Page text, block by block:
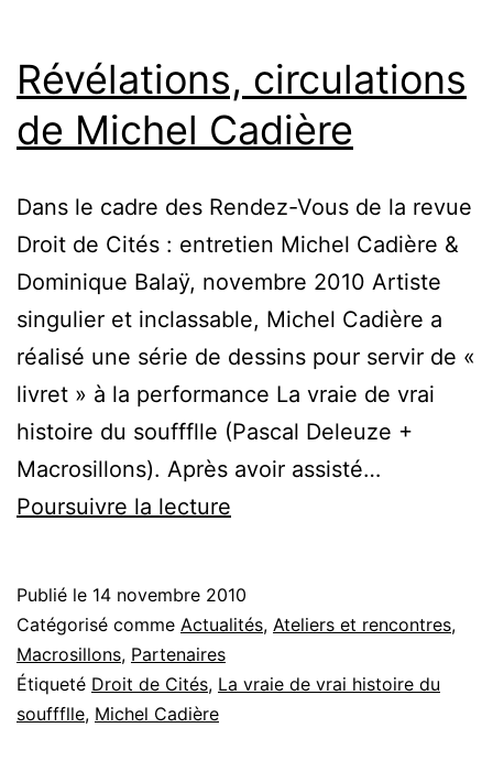
Révélations, circulations
de Michel Cadière
Dans le cadre des Rendez-Vous de la revue
Droit de Cités : entretien Michel Cadière &
Dominique Balaÿ, novembre 2010 Artiste
singulier et inclassable, Michel Cadière a
réalisé une série de dessins pour servir de «
livret » à la performance La vraie de vrai
histoire du souffflle (Pascal Deleuze +
Macrosillons). Après avoir assisté…
Poursuivre la lecture
Michel
Publié le 14 novembre 2010
Catégorisé comme Actualités, Ateliers et rencontres,
Macrosillons, Partenaires
Étiqueté Droit de Cités, La vraie de vrai histoire du
souffflle, Michel Cadière